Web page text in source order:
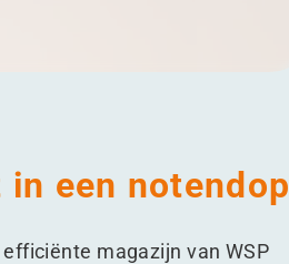
een notendop
magazijn van WSP